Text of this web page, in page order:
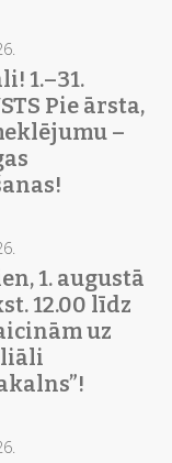
1.–31.
Pie ārsta,
–
1. augustā
12.00 līdz
uz